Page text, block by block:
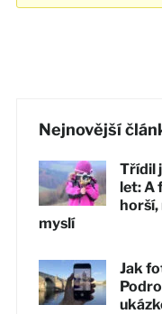
Nejnovější
Třídil
let: A
horší,
myslí
Jak